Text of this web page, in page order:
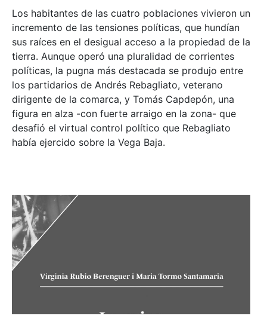
Los habitantes de las cuatro poblaciones vivieron un
incremento de las tensiones políticas, que hundían
sus raíces en el desigual acceso a la propiedad de la
tierra. Aunque operó una pluralidad de corrientes
políticas, la pugna más destacada se produjo entre
los partidarios de Andrés Rebagliato, veterano
dirigente de la comarca, y Tomás Capdepón, una
figura en alza -con fuerte arraigo en la zona- que
desafió el virtual control político que Rebagliato
había ejercido sobre la Vega Baja.